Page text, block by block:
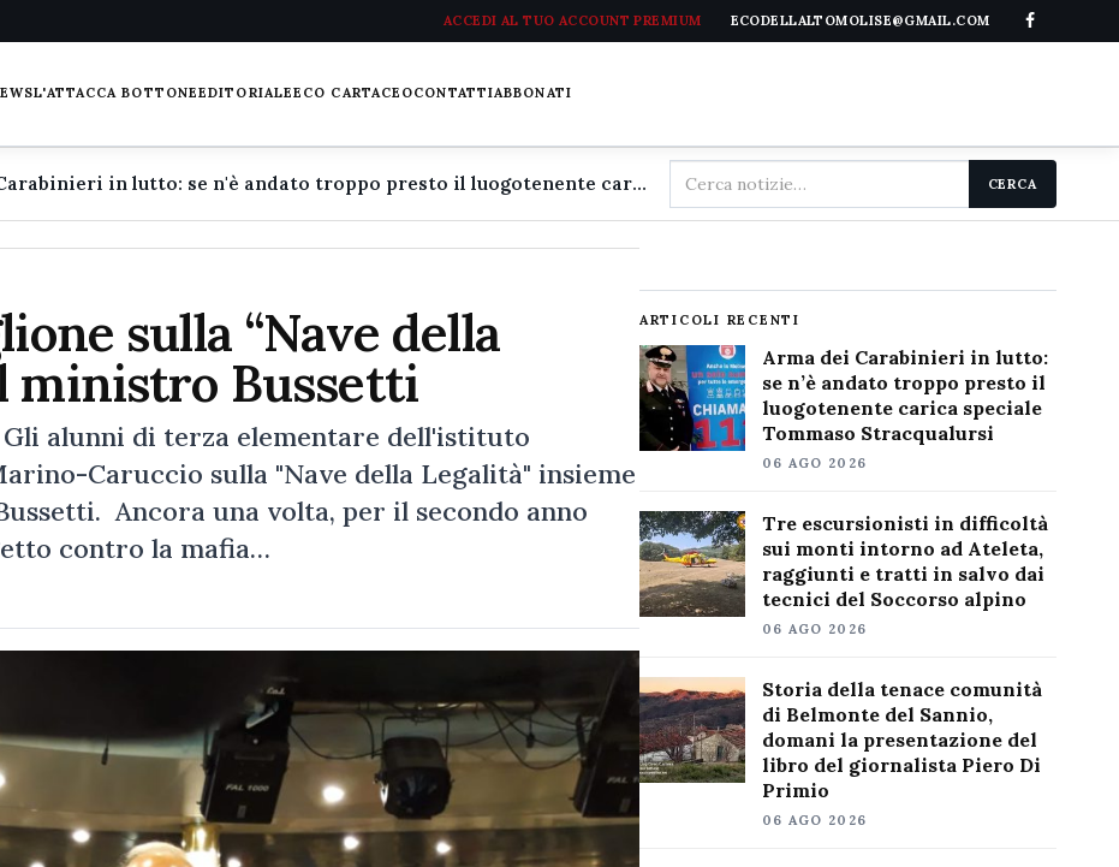
ACCEDI AL TUO ACCOUNT PREMIUM ECODELLALTOMOLISE@GMAIL.COM
L'ATTACCA BOTTONEEDITORIALEECO CARTACEOCONTATTIABBONATI
Arma dei Carabinieri in lutto: se n'è andato troppo presto il luogotenente carica speciale Tommaso Stracqualursi
Cerca
nel
CERCA
sulla “Nave della
ministro Bussetti
Gli alunni di terza elementare dell'istituto
Caruccio sulla "Nave della Legalità" insieme
Ancora una volta, per il secondo anno
contro la mafia…
ARTICOLI RECENTI
Arma dei Carabinieri in lutto:
se n’è andato troppo presto il
luogotenente carica speciale
Tommaso Stracqualursi
06 AGO 2026
Tre escursionisti in difficoltà
sui monti intorno ad Ateleta,
raggiunti e tratti in salvo dai
tecnici del Soccorso alpino
06 AGO 2026
Storia della tenace comunità
di Belmonte del Sannio,
domani la presentazione del
libro del giornalista Piero Di
Primio
06 AGO 2026